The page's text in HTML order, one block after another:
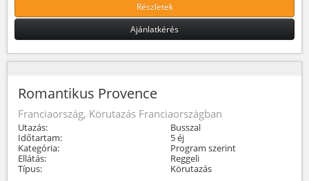
Részletek
Ajánlatkérés
Romantikus Provence
Franciaország, Körutazás Franciaországban
Utazás:
Busszal
Időtartam:
5 éj
Kategória:
Program szerint
Ellátás:
Reggeli
Típus:
Körutazás